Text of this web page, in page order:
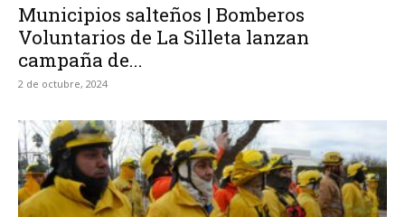
Municipios salteños | Bomberos
Voluntarios de La Silleta lanzan
campaña de...
2 de octubre, 2024